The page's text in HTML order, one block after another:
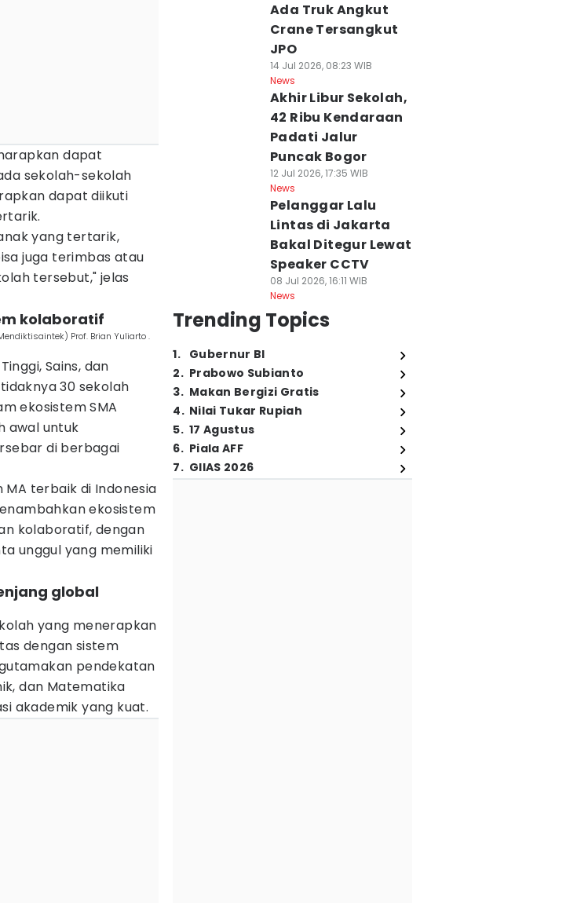
dapat
sekolah-sekolah
dapat diikuti
yang tertarik,
juga terimbas atau
tersebut," jelas
kolaboratif
Prof. Brian Yuliarto .
Sains, dan
30 sekolah
ekosistem SMA
awal untuk
di berbagai
terbaik di Indonesia
ekosistem
kolaboratif, dengan
unggul yang memiliki
global
yang menerapkan
dengan sistem
pendekatan
dan Matematika
akademik yang kuat.
Ada Truk Angkut
Crane Tersangkut
JPO
14 Jul 2026, 08:23 WIB
News
Akhir Libur Sekolah,
42 Ribu Kendaraan
Padati Jalur
Puncak Bogor
12 Jul 2026, 17:35 WIB
News
Pelanggar Lalu
Lintas di Jakarta
Bakal Ditegur Lewat
Speaker CCTV
08 Jul 2026, 16:11 WIB
News
Trending Topics
1. Gubernur BI
2. Prabowo Subianto
3. Makan Bergizi Gratis
4. Nilai Tukar Rupiah
5. 17 Agustus
6. Piala AFF
7. GIIAS 2026